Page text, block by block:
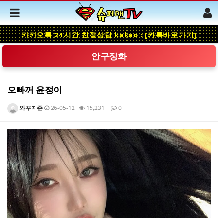
카카오톡 24시간 친절상담 kakao : [카톡바로가기]
안구정화
오빠꺼 윤정이
와꾸지준 26-05-12 15,231 0
본문